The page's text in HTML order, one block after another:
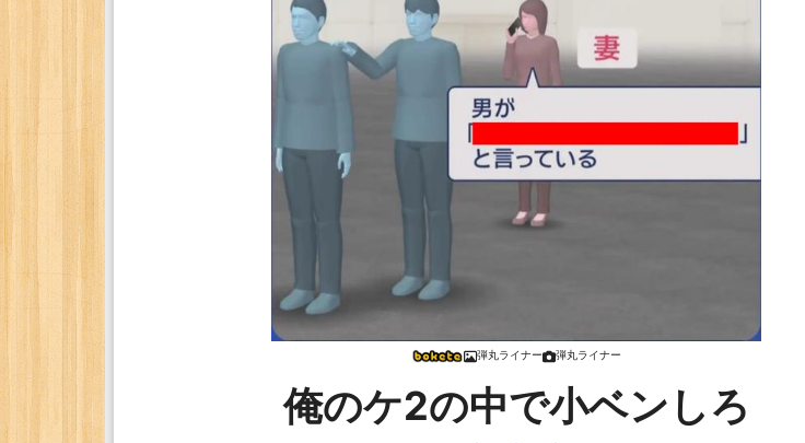
弾丸ライナー 弾丸ライナー
俺のケ2の中で小ベンしろ